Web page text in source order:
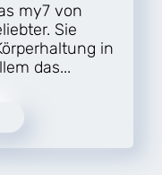
my7 von
Sie
in
das...